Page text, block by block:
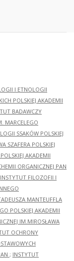
I ETNOLOGII
POLSKIEJ AKADEMII
BADAWCZY
MARCELEGO
SSAKÓW POLSKIEJ
SZAFERA POLSKIEJ
AKADEMII
ORGANICZNEJ PAN
INSTYTUT FILOZOFII I
MANTEUFFLA
POLSKIEJ AKADEMII
IM.MIROSŁAWA
OCHRONY
; INSTYTUT